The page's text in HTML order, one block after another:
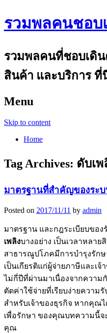
รวมพลคนชอบ
รวมพลคนที่ชอบเดิ
สินค้า และบริการ
Menu
Skip to content
Home
Tag Archives: ดับเพ
มาตรฐานที่สำคัญของระ
Posted on 2017/11/11 by admin
มาตรฐาน และกฎระเบียบขอ
เพลิงบางอย่าง เป็นเวลาหลา
สาธารณูปโภคมีการบำรุงรัก
เป็นเกียรติแก่ผู้จ่ายภาษีและเ
ไม่กี่ปีที่ผ่านมาเนื่องจากความ
ตัดค่าใช้จ่ายที่เรียบง่ายความ
สำหรับเจ้าของธุรกิจ หากคุณ
เพื่อรักษา ของคุณบทความนี้
คุณ